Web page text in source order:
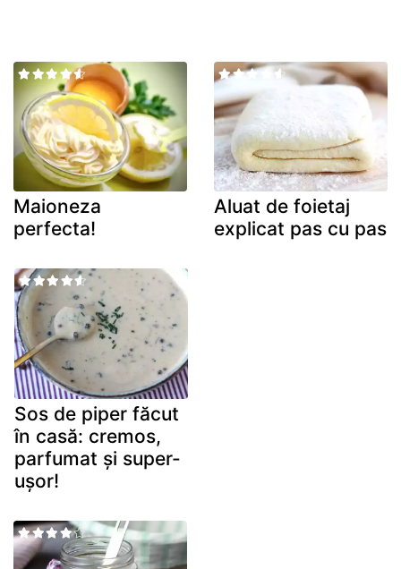
Maioneza
perfecta!
Aluat de foietaj
explicat pas cu pas
Sos de piper făcut
în casă: cremos,
parfumat și super-
ușor!